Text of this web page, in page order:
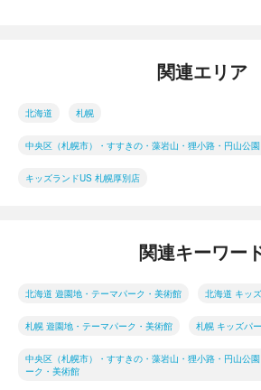
関連エリア
北海道 札幌
中央区（札幌市）・すすきの・藻岩山・狸小路・円山公
キッズランドUS 札幌厚別店
関連キーワー
北海道 遊園地・テーマパーク・美術館 北海道 キッ
札幌 遊園地・テーマパーク・美術館 札幌 キッズパ
中央区（札幌市）・すすきの・藻岩山・狸小路・円山公
ーク・美術館